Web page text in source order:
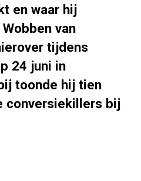
en waar hij
van
tijdens
24 juni in
toonde hij tien
conversiekillers bij